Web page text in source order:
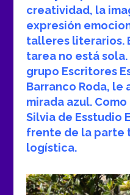
creatividad, la
expresión
talleres literarios.
tarea no está
grupo Escritores
Barranco Roda, le
mirada azul.
Silvia de Esstudio
frente de la parte
logística.